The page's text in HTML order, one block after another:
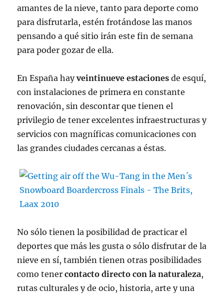
amantes de la nieve, tanto para deporte como
para disfrutarla, estén frotándose las manos
pensando a qué sitio irán este fin de semana
para poder gozar de ella.
En España hayveintinueve estaciones de esquí,
con instalaciones de primera en constante
renovación, sin descontar que tienen el
privilegio de tener excelentes infraestructuras y
servicios con magníficas comunicaciones con
las grandes ciudades cercanas a éstas.
No sólo tienen la posibilidad de practicar el
deportes que más les gusta o sólo disfrutar de la
nieve en sí, también tienen otras posibilidades
como tenercontacto directo con la naturaleza,
rutas culturales y de ocio, historia, arte y una